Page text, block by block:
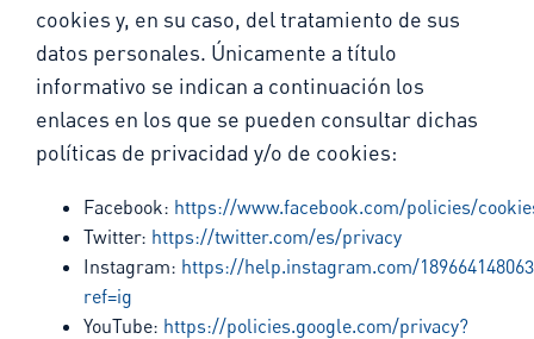
cookies y, en su caso, del tratamiento de sus
datos personales. Únicamente a título
informativo se indican a continuación los
enlaces en los que se pueden consultar dichas
políticas de privacidad y/o de cookies:
Facebook: https://www.facebook.com/policies/
Twitter: https://twitter.com/es/privacy
Instagram: https://help.instagram.com/
ref=ig
YouTube: https://policies.google.com/privacy?